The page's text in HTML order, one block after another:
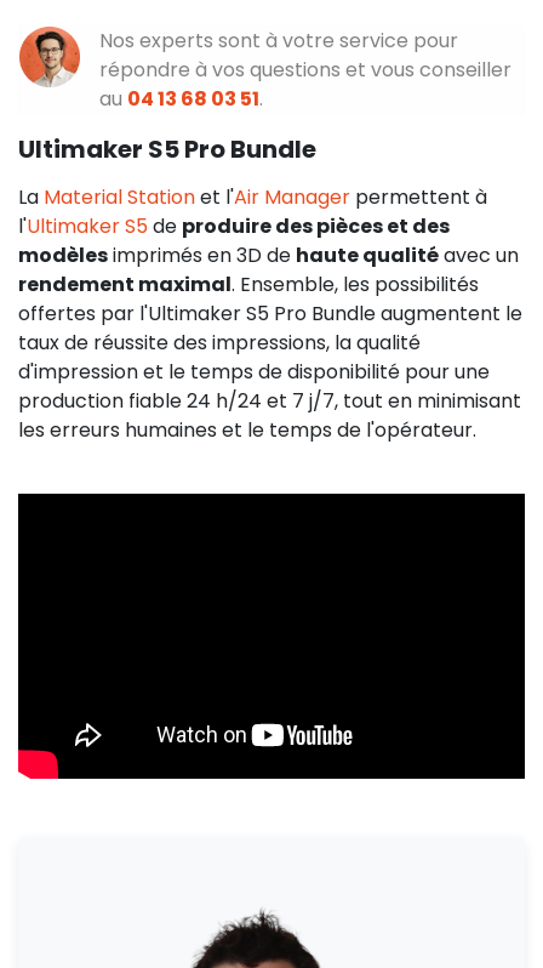
Nos experts sont à votre service pour
répondre à vos questions et vous conseiller
au 04 13 68 03 51.
Ultimaker S5 Pro Bundle
La Material Stationet l'Air Manager permettent à
l'Ultimaker S5de produire des pièces et des
modèlesimprimés en 3D de haute qualitéavec un
rendement maximal. Ensemble, les possibilités
offertes par l'Ultimaker S5 Pro Bundle augmentent le
taux de réussite des impressions, la qualité
d'impression et le temps de disponibilité pour une
production fiable 24 h/24 et 7 j/7, tout en minimisant
les erreurs humaines et le temps de l'opérateur.